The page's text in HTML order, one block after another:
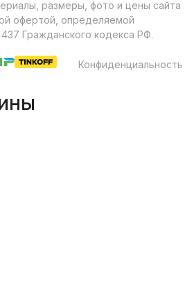
размеры, фото и цены сайта
офертой, определяемой
Гражданского кодекса РФ.
Конфиденциальность